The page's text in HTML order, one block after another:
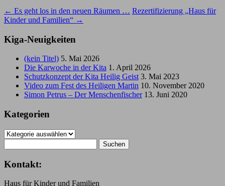
← Es geht los in den neuen Räumen … Rezertifizierung „Haus für
Kinder und Familien“ →
Kiga-Neuigkeiten
(kein Titel) 5. Mai 2026
Die Karwoche in der Kita 1. April 2026
Schutzkonzept der Kita Heilig Geist 3. Mai 2023
Video zum Fest des Heiligen Martin 10. November 2020
Simon Petrus – Der Menschenfischer 13. Juni 2020
Kategorien
Kategorien
nach:
Kontakt:
Haus für Kinder und Familien